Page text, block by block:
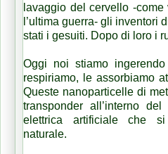
lavaggio del cervello -
l’ultima guerra- gli inventori
stati i gesuiti. Dopo di loro i
Oggi noi stiamo
respiriamo, le assorbiamo
Queste nanoparticelle di
transponder all’interno
elettrica artificiale che
naturale.